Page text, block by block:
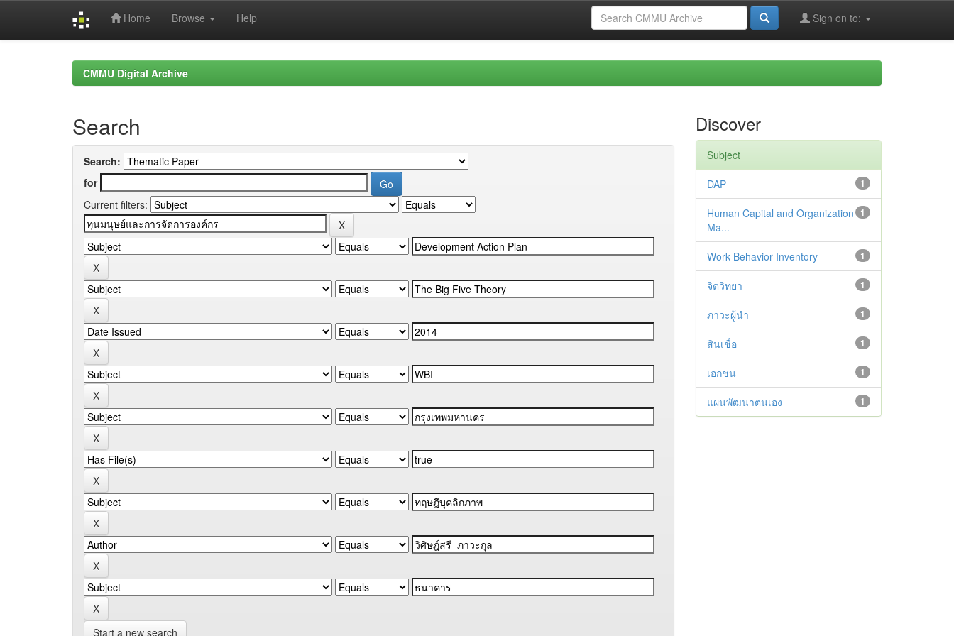
Home Browse Help Sign on to:
CMMU Digital Archive
Search
Search:
for
Current filters:
Start a new search
Discover
Subject
1
DAP
1
Human Capital and Organization
Ma...
1
Work Behavior Inventory
1
จิตวิทยา
1
ภาวะผู้นำ
1
สินเชื่อ
1
เอกชน
1
แผนพัฒนาตนเอง